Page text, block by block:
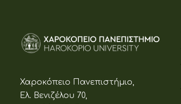
Χαροκόπειο Πανεπιστήμιο,
Ελ. Βενιζέλου 70,